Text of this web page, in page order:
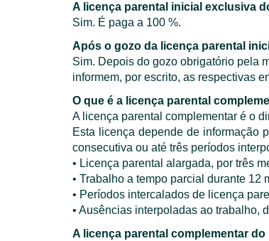
A licença parental inicial exclusiva
Sim. É paga a 100 %.
Após o gozo da licença parental
Sim. Depois do gozo obrigatório pela
informem, por escrito, as respectivas
O que é a licença parental
A licença parental complementar é o
Esta licença depende de informação
consecutiva ou até três períodos
• Licença parental alargada, por três
• Trabalho a tempo parcial durante 12
• Períodos intercalados de licença
• Ausências interpoladas ao trabalho,
A licença parental complementar do